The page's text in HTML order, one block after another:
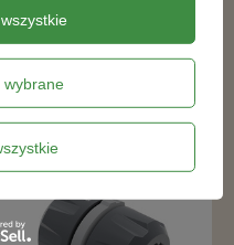
W PROMOCJI
wybrane